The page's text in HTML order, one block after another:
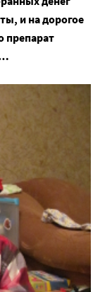
и на дорогое
препарат